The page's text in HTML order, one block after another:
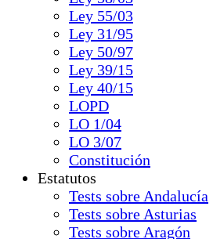
Ley 55/03
Ley 31/95
Ley 50/97
Ley 39/15
Ley 40/15
LOPD
LO 1/04
LO 3/07
Constitución
Estatutos
Tests sobre Andalucía
Tests sobre Asturias
Tests sobre Aragón